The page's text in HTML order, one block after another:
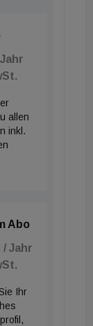
allen
inkl.
Abo
/ Jahr
Ihr